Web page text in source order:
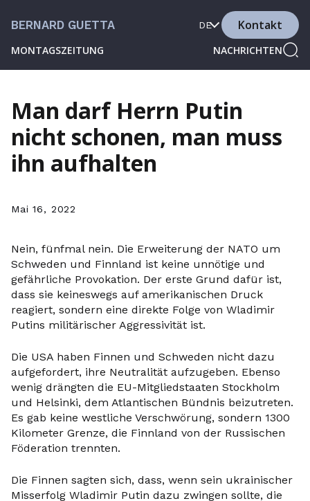
BERNARD GUETTA
MONTAGSZEITUNG NACHRICHTEN
DE Kontakt
Man darf Herrn Putin
nicht schonen, man muss
ihn aufhalten
Mai 16, 2022
Nein, fünfmal nein. Die Erweiterung der NATO um
Schweden und Finnland ist keine unnötige und
gefährliche Provokation. Der erste Grund dafür ist,
dass sie keineswegs auf amerikanischen Druck
reagiert, sondern eine direkte Folge von Wladimir
Putins militärischer Aggressivität ist.
Die USA haben Finnen und Schweden nicht dazu
aufgefordert, ihre Neutralität aufzugeben. Ebenso
wenig drängten die EU-Mitgliedstaaten Stockholm
und Helsinki, dem Atlantischen Bündnis beizutreten.
Es gab keine westliche Verschwörung, sondern 1300
Kilometer Grenze, die Finnland von der Russischen
Föderation trennten.
Die Finnen sagten sich, dass, wenn sein ukrainischer
Misserfolg Wladimir Putin dazu zwingen sollte, die